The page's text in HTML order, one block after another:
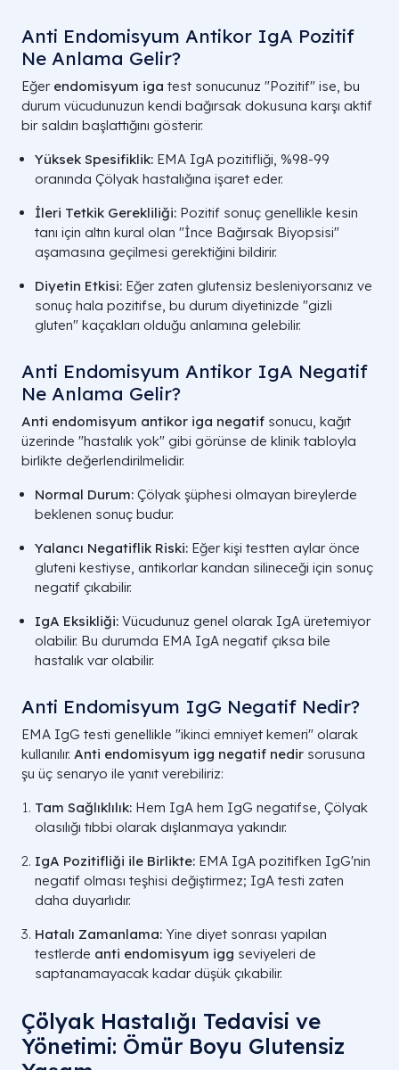
Anti Endomisyum Antikor IgA Pozitif
Ne Anlama Gelir?
Eğer endomisyum iga test sonucunuz "Pozitif" ise, bu
durum vücudunuzun kendi bağırsak dokusuna karşı aktif
bir saldırı başlattığını gösterir.
Yüksek Spesifiklik: EMA IgA pozitifliği, %98-99
oranında Çölyak hastalığına işaret eder.
İleri Tetkik Gerekliliği: Pozitif sonuç genellikle kesin
tanı için altın kural olan "İnce Bağırsak Biyopsisi"
aşamasına geçilmesi gerektiğini bildirir.
Diyetin Etkisi: Eğer zaten glutensiz besleniyorsanız ve
sonuç hala pozitifse, bu durum diyetinizde "gizli
gluten" kaçakları olduğu anlamına gelebilir.
Anti Endomisyum Antikor IgA Negatif
Ne Anlama Gelir?
Anti endomisyum antikor iga negatif sonucu, kağıt
üzerinde "hastalık yok" gibi görünse de klinik tabloyla
birlikte değerlendirilmelidir.
Normal Durum: Çölyak şüphesi olmayan bireylerde
beklenen sonuç budur.
Yalancı Negatiflik Riski: Eğer kişi testten aylar önce
gluteni kestiyse, antikorlar kandan silineceği için sonuç
negatif çıkabilir.
IgA Eksikliği: Vücudunuz genel olarak IgA üretemiyor
olabilir. Bu durumda EMA IgA negatif çıksa bile
hastalık var olabilir.
Anti Endomisyum IgG Negatif Nedir?
EMA IgG testi genellikle "ikinci emniyet kemeri" olarak
kullanılır. Anti endomisyum igg negatif nedir sorusuna
şu üç senaryo ile yanıt verebiliriz:
Tam Sağlıklılık: Hem IgA hem IgG negatifse, Çölyak
olasılığı tıbbi olarak dışlanmaya yakındır.
IgA Pozitifliği ile Birlikte: EMA IgA pozitifken IgG'nin
negatif olması teşhisi değiştirmez; IgA testi zaten
daha duyarlıdır.
Hatalı Zamanlama: Yine diyet sonrası yapılan
testlerde anti endomisyum igg seviyeleri de
saptanamayacak kadar düşük çıkabilir.
Çölyak Hastalığı Tedavisi ve
Yönetimi: Ömür Boyu Glutensiz